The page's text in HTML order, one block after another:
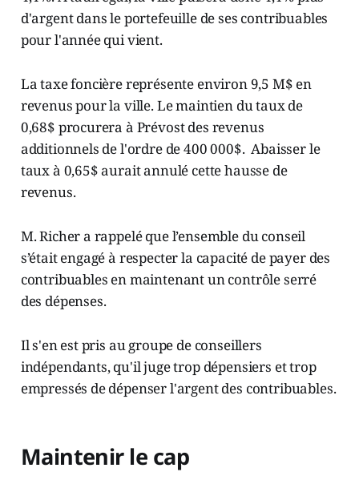
d'argent dans le portefeuille de ses contribuables
pour l'année qui vient.
La taxe foncière représente environ 9,5 M$ en
revenus pour la ville. Le maintien du taux de
0,68$ procurera à Prévost des revenus
additionnels de l'ordre de 400 000$. Abaisser le
taux à 0,65$ aurait annulé cette hausse de
revenus.
M. Richer a rappelé que l’ensemble du conseil
s’était engagé à respecter la capacité de payer des
contribuables en maintenant un contrôle serré
des dépenses.
Il s'en est pris au groupe de conseillers
indépendants, qu'il juge trop dépensiers et trop
empressés de dépenser l'argent des contribuables.
Maintenir le cap